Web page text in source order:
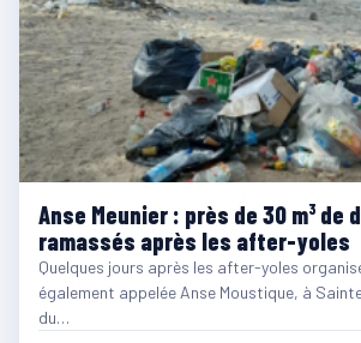
Anse Meunier : près de 30 m³ de
ramassés après les after-yoles
Quelques jours après les after-yoles
également appelée Anse Moustique, à
du…